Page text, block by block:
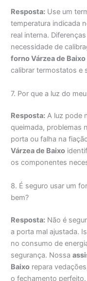
Resposta: Use um
temperatura indicada
real interna.
necessidade de
forno Várzea de Baixo
calibrar termostatos e
7. Por que a luz do
Resposta: A luz pode
queimada, problemas
porta ou falha na
Várzea de Baixo
os componentes
8. É seguro usar um
bem?
Resposta: Não é
a porta mal ajustada.
no consumo de
segurança. Nossa
Baixo repara
o fechamento perfeito.